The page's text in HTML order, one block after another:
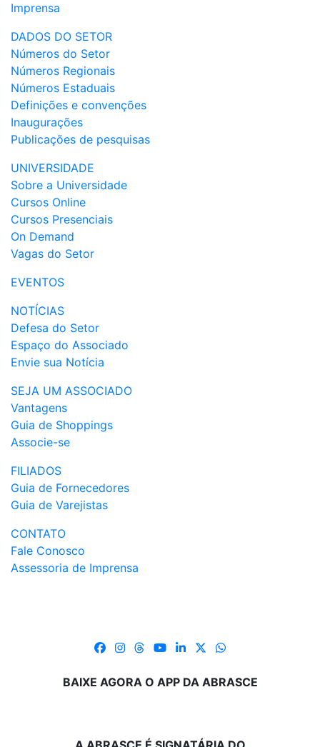
Imprensa
DADOS DO SETOR
Números do Setor
Números Regionais
Números Estaduais
Definições e convenções
Inaugurações
Publicações de pesquisas
UNIVERSIDADE
Sobre a Universidade
Cursos Online
Cursos Presenciais
On Demand
Vagas do Setor
EVENTOS
NOTÍCIAS
Defesa do Setor
Espaço do Associado
Envie sua Notícia
SEJA UM ASSOCIADO
Vantagens
Guia de Shoppings
Associe-se
FILIADOS
Guia de Fornecedores
Guia de Varejistas
CONTATO
Fale Conosco
Assessoria de Imprensa
BAIXE AGORA O APP DA ABRASCE